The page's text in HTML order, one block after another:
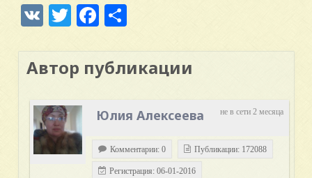
VK TwitterFacebook
Автор публикации
не в сети 2 месяца
Юлия Алексеева
Комментарии: 0 Публикации: 172088
Регистрация: 06-01-2016